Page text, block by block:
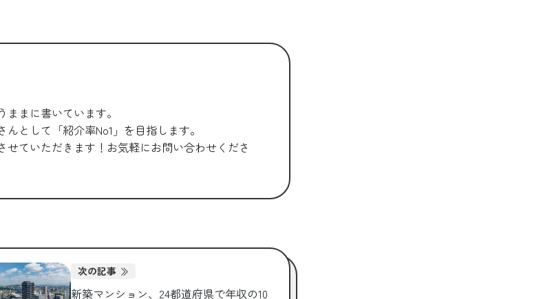
まに書いています。
として「紹介率No1」を目指します。
ていただきます！お気軽にお問い合わせくださ
次の記事
新築マンション、24都道府県で年収の10